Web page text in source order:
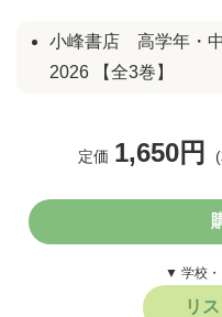
小峰書店 高学年・
2026 【全3巻】
定価 1,650円
▼ 学校・
リ